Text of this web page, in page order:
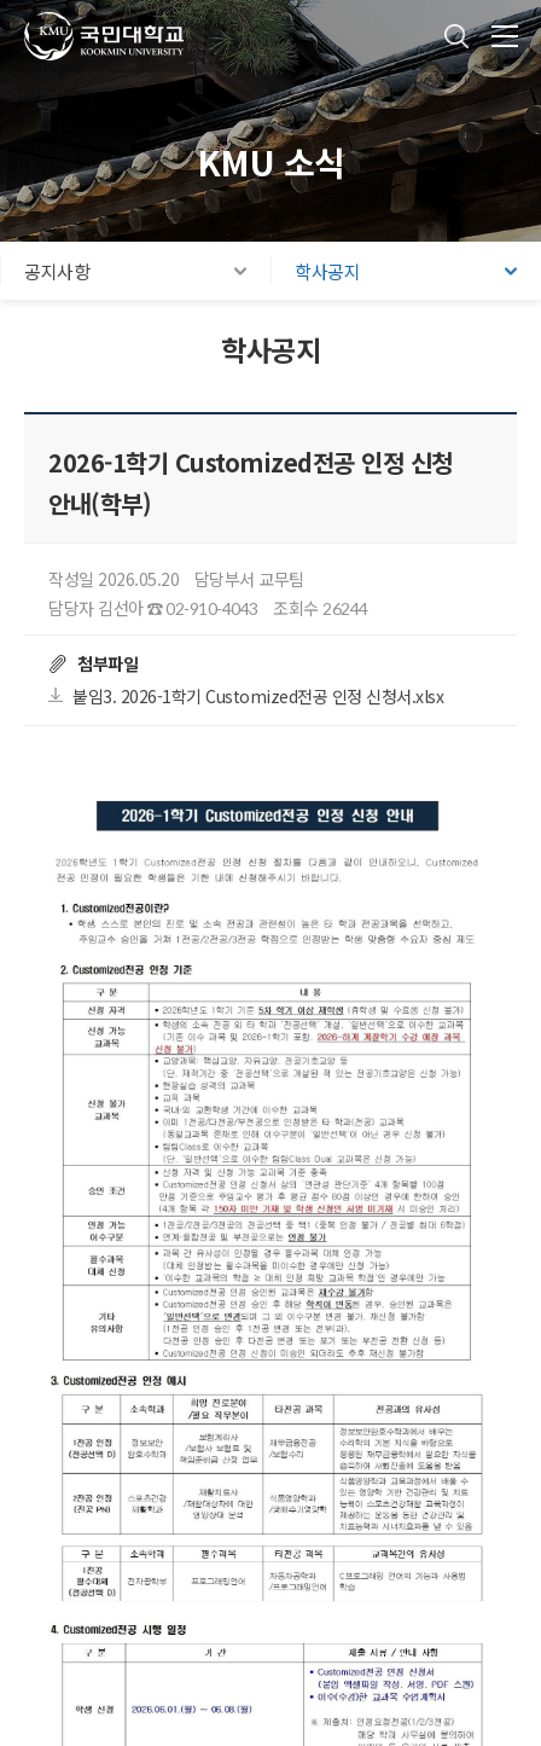
주메뉴 바로가기
본문내용 바로가기
푸터 바로가기
국민대학교
KMU 소식
공지사항 학사공지
학사공지
2026-1학기 Customized전공 인정 신청
안내(학부)
작성일 2026.05.20
담당부서 교무팀
담당자 김선아☎ 02-910-4043 조회수 26244
첨부파일
붙임3. 2026-1학기 Customized전공 인정 신청서.xlsx